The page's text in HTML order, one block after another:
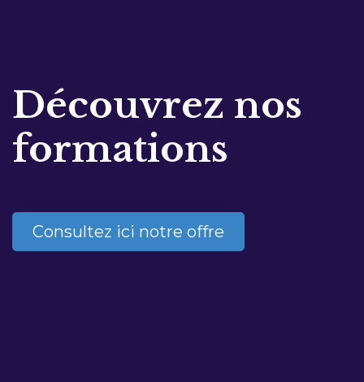
Découvrez nos
formations
Consultez ici notre offre